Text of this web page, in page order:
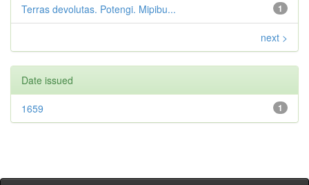
1
Terras devolutas. Potengi. Mipibu...
next >
Date issued
1
1659